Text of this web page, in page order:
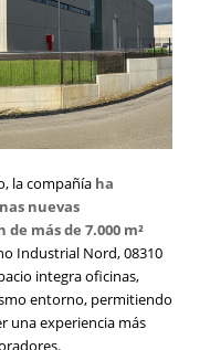
la compañía ha
nuevas
más de 7.000 m²
Industrial Nord, 08310
integra oficinas,
entorno, permitiendo
una experiencia más